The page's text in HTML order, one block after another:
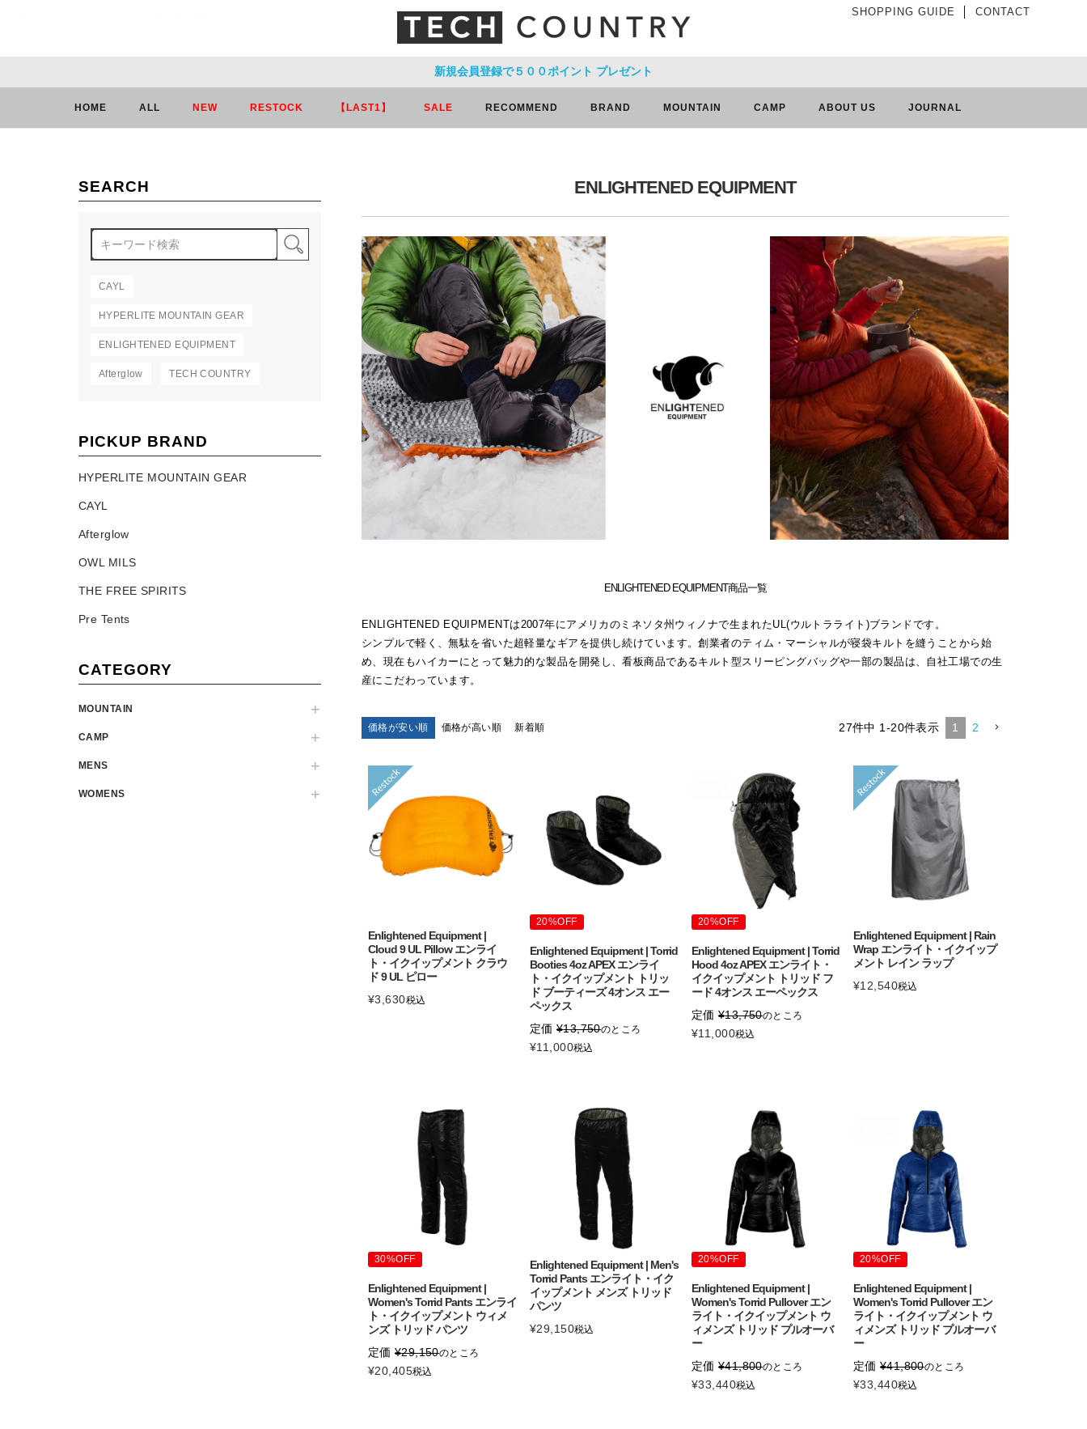
SHOPPING GUIDE CONTACT
新規会員登録で５００ポイント プレゼント
HOME ALL NEW RESTOCK 【LAST1】 SALE RECOMMEND BRAND MOUNTAIN CAMP ABOUT US JOURNAL
SEARCH
CAYL
HYPERLITE MOUNTAIN GEAR
ENLIGHTENED EQUIPMENT
Afterglow TECH COUNTRY
PICKUP BRAND
HYPERLITE MOUNTAIN GEAR
CAYL
Afterglow
OWL MILS
THE FREE SPIRITS
Pre Tents
CATEGORY
MOUNTAIN
CAMP
MENS
WOMENS
ENLIGHTENED EQUIPMENT
ENLIGHTENED EQUIPMENT商品一覧
ENLIGHTENED EQUIPMENTは2007年にアメリカのミネソタ州ウィノナで生まれたUL(ウルトラライト)ブランドです。
シンプルで軽く、無駄を省いた超軽量なギアを提供し続けています。創業者のティム・マーシャルが寝袋キルトを縫うことから始
め、現在もハイカーにとって魅力的な製品を開発し、看板商品であるキルト型スリーピングバッグや一部の製品は、自社工場での生
産にこだわっています。
価格が安い順 価格が高い順 新着順 27件中 1 -20件表示 1 2
Enlightened Equipment |
Cloud 9 UL Pillow エンライ
ト・イクイップメント クラウ
ド 9 UL ピロー
¥3,630税込
20%OFF
Enlightened Equipment | Torrid
Booties 4oz APEX エンライ
ト・イクイップメント トリッ
ド ブーティーズ 4オンス エー
ペックス
定価 ¥13,750のところ
¥11,000税込
20%OFF
Enlightened Equipment | Torrid
Hood 4oz APEX エンライト・
イクイップメント トリッド フ
ード 4オンス エーペックス
定価 ¥13,750のところ
¥11,000税込
Enlightened Equipment | Rain
Wrap エンライト・イクイップ
メント レイン ラップ
¥12,540税込
30%OFF
Enlightened Equipment |
Women's Torrid Pants エンライ
ト・イクイップメント ウィメ
ンズ トリッド パンツ
定価 ¥29,150のところ
¥20,405税込
Enlightened Equipment | Men's
Torrid Pants エンライト・イク
イップメント メンズ トリッド
パンツ
¥29,150税込
20%OFF
Enlightened Equipment |
Women's Torrid Pullover エン
ライト・イクイップメント ウ
ィメンズ トリッド プルオーバ
ー
定価 ¥41,800のところ
¥33,440税込
20%OFF
Enlightened Equipment |
Women's Torrid Pullover エン
ライト・イクイップメント ウ
ィメンズ トリッド プルオーバ
ー
定価 ¥41,800のところ
¥33,440税込